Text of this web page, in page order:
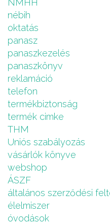
NMHH
nébih
oktatás
panasz
panaszkezelés
panaszkönyv
reklamáció
telefon
termékbiztonság
termék cimke
THM
Uniós szabályozás
vásárlók könyve
webshop
ÁSZF
általános szerződési
élelmiszer
óvodások